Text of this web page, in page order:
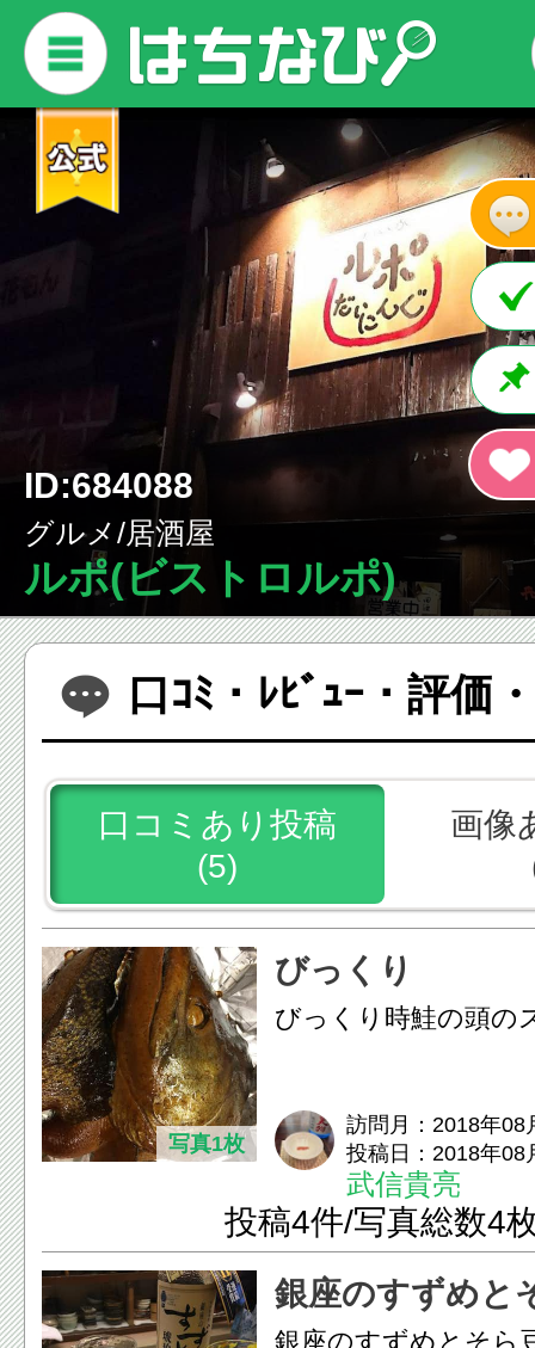
ID:684088
グルメ/居酒屋
ルポ(ビストロルポ)
口ｺﾐ・ﾚﾋﾞｭｰ・評価
口コミあり投稿
(5)
画像
写真1枚
びっくり
びっくり時鮭の頭の
訪問月：2018年08
投稿日：2018年08
武信貴亮
投稿4件/写真総数4
銀座のすずめと
銀座のすずめとそら